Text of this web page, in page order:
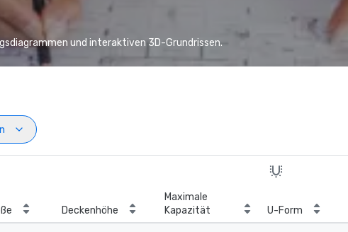
und interaktiven 3D-Grundrissen.
Deckenhöhe
Maximale
Kapazität
U-Form